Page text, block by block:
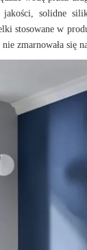
solidne
stosowane w
zmarnowała się